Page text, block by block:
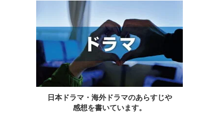
日本ドラマ・海外ドラマのあらすじや
感想を書いています。